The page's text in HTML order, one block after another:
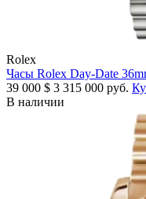
Rolex
Часы Rolex Day-Date
39 000 $ 3 315 000 руб.
В наличии